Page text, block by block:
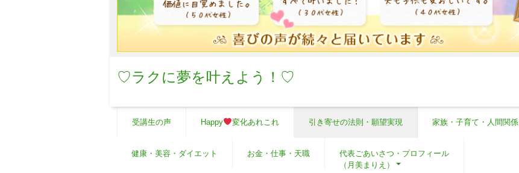
♡ラクに夢を叶えよう！♡
受講生の声 Happy 変化あれこれ 引き寄せの法則・願望実現 家族・子育て・人間関係
健康・美容・ダイエット お金・仕事・天職
代表ごあいさつ・プロフィール
（月美まりえ）